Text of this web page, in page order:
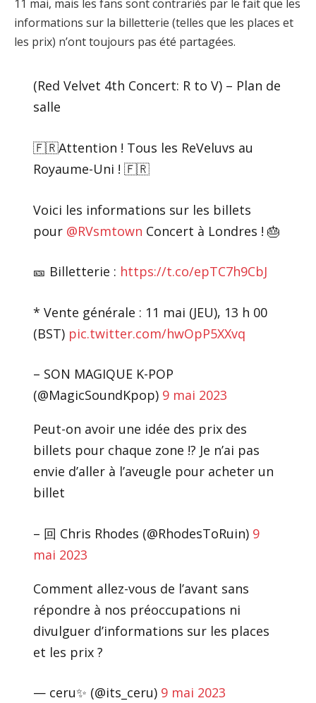
11 mai, mais les fans sont contrariés par le fait que les
informations sur la billetterie (telles que les places et
les prix) n’ont toujours pas été partagées.
(Red Velvet 4th Concert: R to V) – Plan de
salle
🇫🇷Attention ! Tous les ReVeluvs au
Royaume-Uni ! 🇫🇷
Voici les informations sur les billets
pour @RVsmtown Concert à Londres ! 🎂
🎫 Billetterie : https://t.co/epTC7h9CbJ
* Vente générale : 11 mai (JEU), 13 h 00
(BST) pic.twitter.com/hwOpP5XXvq
– SON MAGIQUE K-POP
(@MagicSoundKpop) 9 mai 2023
Peut-on avoir une idée des prix des
billets pour chaque zone !? Je n’ai pas
envie d’aller à l’aveugle pour acheter un
billet
– 回 Chris Rhodes (@RhodesToRuin) 9
mai 2023
Comment allez-vous de l’avant sans
répondre à nos préoccupations ni
divulguer d’informations sur les places
et les prix ?
— ceru✨ (@its_ceru) 9 mai 2023